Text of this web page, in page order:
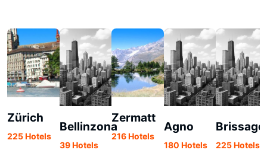
Zürich
225 Hotels
Bellinzona
39 Hotels
Zermatt
216 Hotels
Agno
180 Hotels
Brissago
225 Hotels